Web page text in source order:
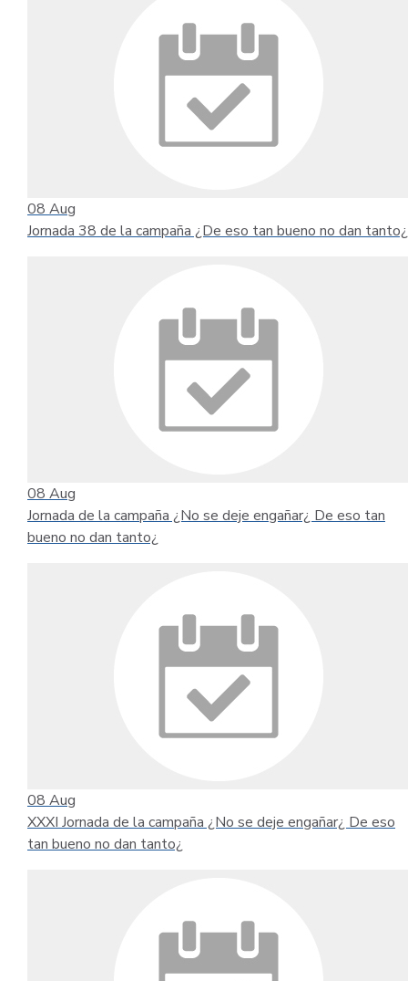
08 Aug
Jornada 38 de la campaña ¿De eso tan bueno no dan tanto¿
08 Aug
Jornada de la campaña ¿No se deje engañar¿ De eso tan
bueno no dan tanto¿
08 Aug
XXXI Jornada de la campaña ¿No se deje engañar¿ De eso
tan bueno no dan tanto¿